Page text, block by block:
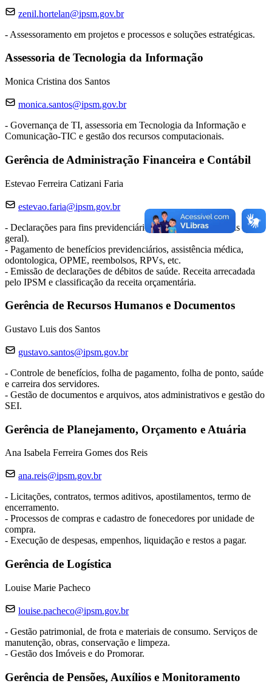
zenil.hortelan@ipsm.gov.br
- Assessoramento em projetos e processos e soluções estratégicas.
Assessoria de Tecnologia da Informação
Monica Cristina dos Santos
monica.santos@ipsm.gov.br
- Governança de TI, assessoria em Tecnologia da Informação e
Comunicação-TIC e gestão dos recursos computacionais.
Gerência de Administração Financeira e Contábil
Estevao Ferreira Catizani Faria
estevao.faria@ipsm.gov.br
- Declarações para fins previdenciários (obrigações tributárias em
geral).
- Pagamento de benefícios previdenciários, assistência médica,
odontologica, OPME, reembolsos, RPVs, etc.
- Emissão de declarações de débitos de saúde. Receita arrecadada
pelo IPSM e classificação da receita orçamentária.
Gerência de Recursos Humanos e Documentos
Gustavo Luis dos Santos
gustavo.santos@ipsm.gov.br
- Controle de benefícios, folha de pagamento, folha de ponto, saúde
e carreira dos servidores.
- Gestão de documentos e arquivos, atos administrativos e gestão do
SEI.
Gerência de Planejamento, Orçamento e Atuária
Ana Isabela Ferreira Gomes dos Reis
ana.reis@ipsm.gov.br
- Licitações, contratos, termos aditivos, apostilamentos, termo de
encerramento.
- Processos de compras e cadastro de fonecedores por unidade de
compra.
- Execução de despesas, empenhos, liquidação e restos a pagar.
Gerência de Logística
Louise Marie Pacheco
louise.pacheco@ipsm.gov.br
- Gestão patrimonial, de frota e materiais de consumo. Serviços de
manutenção, obras, conservação e limpeza.
- Gestão dos Imóveis e do Promorar.
Gerência de Pensões, Auxílios e Monitoramento